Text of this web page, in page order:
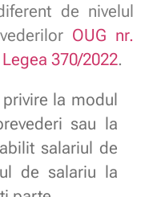
de nivelul
OUG nr.
Legea 370/2022.
la modul
sau la
salariul de
de salariu la